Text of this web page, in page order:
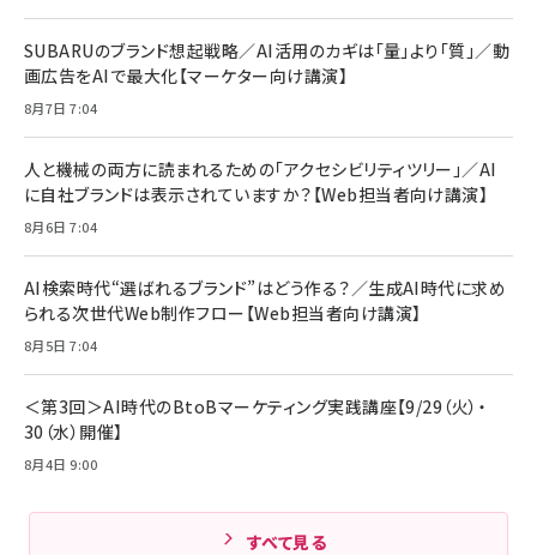
￥880
ママ投資家が育休中に１億貯めた株式投資
組織の成果を最大化する ルールのデザイン
￥1,980
Amazonランキングをもっと見る
￥6,980
全ワイヤレスイヤホン/アクティブノイズキャンセリ
技術基準適合】ブラック
￥5,990
ケーブル Anker絡まないケーブル 240W 結束バン
ド付き USB PD対応 シリコン素材採用 iPhone
17 / 16 / 15 / Galaxy iPad Pro MacBook
Pro/Air 各種対応 (1.8m ミッドナイトブラック)
￥1,890
Pro/Air 各種対応 (1.8m ミッドナイトブラック)
￥1,890
サッポロ 生ビール 黒ラベル 350ml 缶 24本 ビー
ル ケース買い【6/30応募〆切! 黒ラベルビヤセラー
￥4,857
SUBARUのブランド想起戦略／AI活用のカギは「量」より「質」／動
画広告をAIで最大化【マーケター向け講演】
8月7日 7:04
人と機械の両方に読まれるための「アクセシビリティツリー」／AI
に自社ブランドは表示されていますか？【Web担当者向け講演】
8月6日 7:04
AI検索時代“選ばれるブランド”はどう作る？／生成AI時代に求め
られる次世代Web制作フロー【Web担当者向け講演】
8月5日 7:04
＜第3回＞AI時代のBtoBマーケティング実践講座【9/29（火）・
30（水）開催】
8月4日 9:00
すべて見る